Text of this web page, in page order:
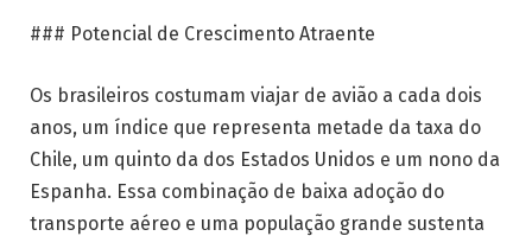
### Potencial de Crescimento Atraente
Os brasileiros costumam viajar de avião a cada dois
anos, um índice que representa metade da taxa do
Chile, um quinto da dos Estados Unidos e um nono da
Espanha. Essa combinação de baixa adoção do
transporte aéreo e uma população grande sustenta